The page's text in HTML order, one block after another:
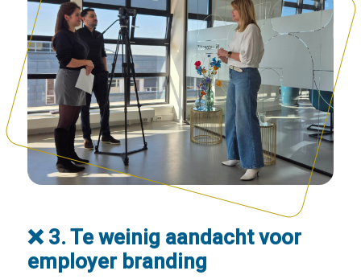
❌ 3. Te weinig aandacht voor
employer branding